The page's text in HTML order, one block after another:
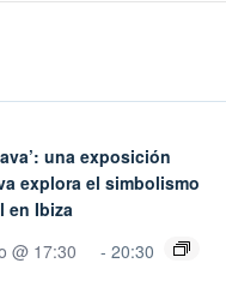
una exposición
explora el simbolismo
en Ibiza
@ 17:30
- 20:30